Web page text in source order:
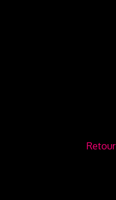
Retour